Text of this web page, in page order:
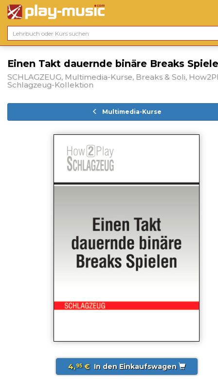
Einen Takt dauernde binäre Breaks
SCHLAGZEUG, Multimedia-Kurse, Breaks & Soli,
Schlagzeug-Kollektion
Multimedia-Kurse
4,95€ In den Einkaufswagen